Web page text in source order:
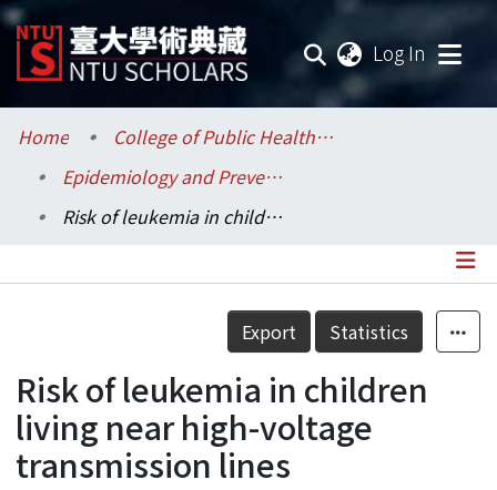
Log In
Communities & Collections
Research Outputs
Statistics
Home
College of Public Health / 公共衛生學院
Epidemiology and Preventive Medicine / 流行病學與預防醫學研究所
Risk of leukemia in children living near high-voltage transmission lines
Details
Export Statistics
Risk of leukemia in children
living near high-voltage
transmission lines